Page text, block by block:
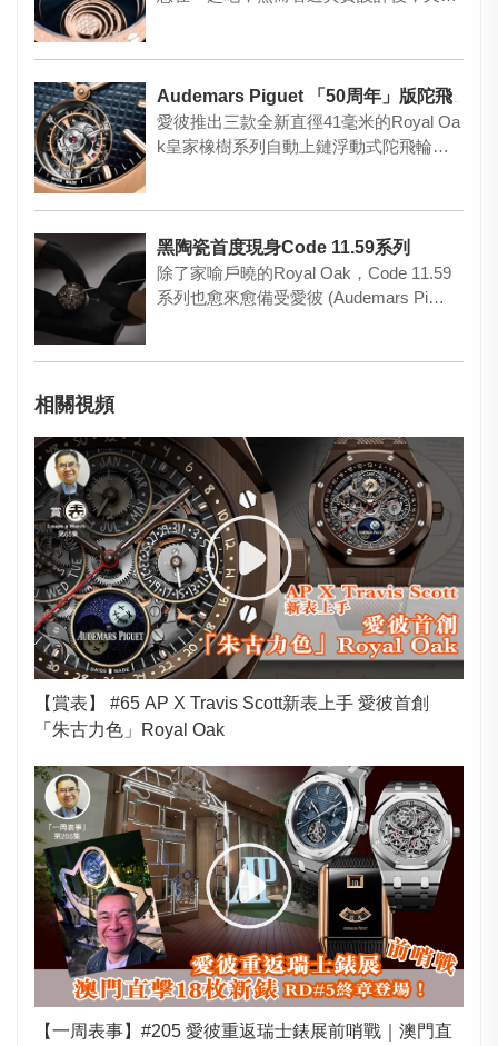
Audemars Piguet 「50周年」版陀飛輪
愛彼推出三款全新直徑41毫米的Royal Oa
k皇家橡樹系列自動上鏈浮動式陀飛輪腕
黑陶瓷首度現身Code 11.59系列
除了家喻戶曉的Royal Oak，Code 11.59
系列也愈來愈備受愛彼 (Audemars Pi…
相關視頻
【賞表】 #65 AP X Travis Scott新表上手 愛彼首創
「朱古力色」Royal Oak
【一周表事】#205 愛彼重返瑞士錶展前哨戰｜澳門直